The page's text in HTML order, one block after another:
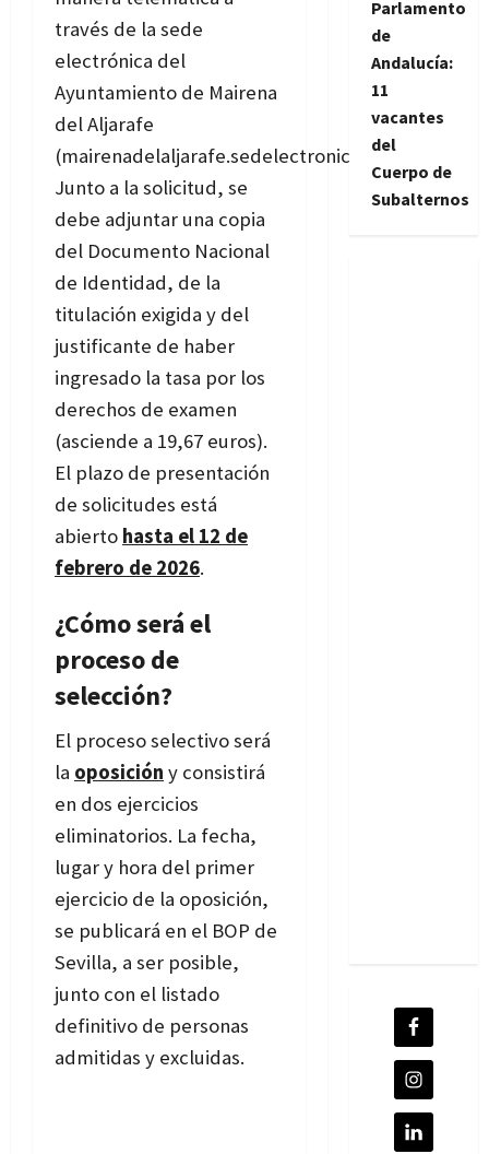
través de la sede
electrónica del
Ayuntamiento de Mairena
del Aljarafe
(mairenadelaljarafe.sedelectronica.es).
Junto a la solicitud, se
debe adjuntar una copia
del Documento Nacional
de Identidad, de la
titulación exigida y del
justificante de haber
ingresado la tasa por los
derechos de examen
(asciende a 19,67 euros).
El plazo de presentación
de solicitudes está
abierto hasta el 12 de
febrero de 2026.
¿Cómo será el
proceso de
selección?
El proceso selectivo será
la oposición y consistirá
en dos ejercicios
eliminatorios. La fecha,
lugar y hora del primer
ejercicio de la oposición,
se publicará en el BOP de
Sevilla, a ser posible,
junto con el listado
definitivo de personas
admitidas y excluidas.
Parlamento
de
Andalucía:
11
vacantes
del
Cuerpo de
Subalternos